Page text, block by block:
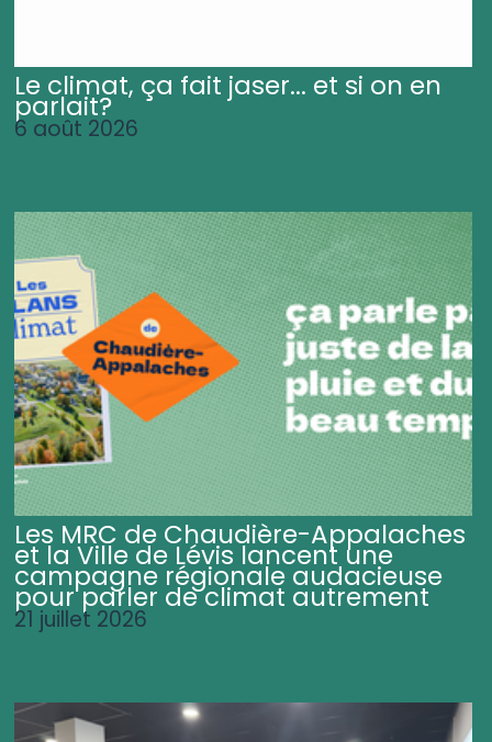
Le climat, ça fait jaser... et si on en
parlait?
6 août 2026
Les MRC de Chaudière-Appalaches
et la Ville de Lévis lancent une
campagne régionale audacieuse
pour parler de climat autrement
21 juillet 2026